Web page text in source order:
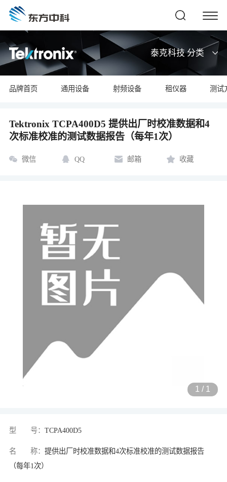
泰克科技 分类
品牌首页 通用设备 射频设备 租仪器 测试
Tektronix TCPA400D5 提供出厂时校准数据和4
次标准校准的测试数据报告（每年1次）
微信 QQ 邮箱 收藏
1 / 1
型 号： TCPA400D5
名 称： 提供出厂时校准数据和4次标准校准的测试数据报告
（每年1次）